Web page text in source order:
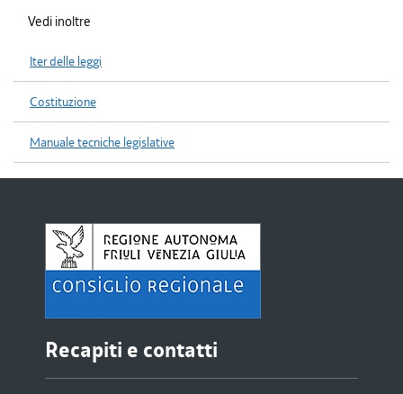
Vedi inoltre
Iter delle leggi
Costituzione
Manuale tecniche legislative
Recapiti e contatti